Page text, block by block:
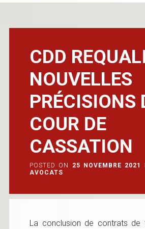
CDD
NOUVELLES
PRÉCISIONS
COUR DE
CASSATION
POSTED ON 25 NOVEMBRE 2021
AVOCATS
La conclusion de contrats de